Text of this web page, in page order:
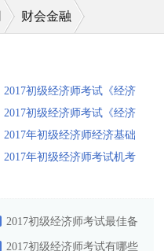
财会金融
2017初级经济师考试《经济
基础》考点之沟通
2017初级经济师考试《经济
基础》知识点：物质资料生
产
2017年初级经济师经济基础
考试大纲
2017年初级经济师考试机考
2017初级经济师考试最佳备
考复习计划
2017初级经济师考试有哪些